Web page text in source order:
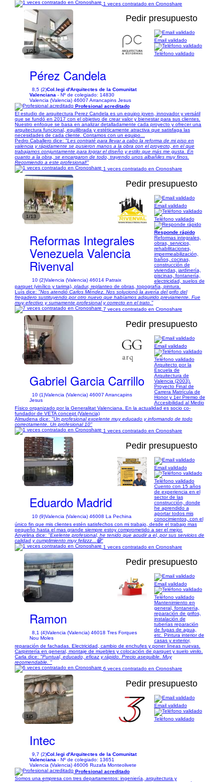
1 veces contratado en Cronoshare
1/21
Pedir presupuesto
Pérez Candela
8,5 (2)Col.legi d'Arquitectes de la Comunitat
Valenciana - Nº de colegiado: 14830
Valencia (Valencia) 46007 Arrancapins Jesus
Email validado
Teléfono validado
Profesional acreditado
El estudio de arquitectura Perez Candela es un equipo joven, innovador y versátil
que se fundó en 2017 con el objetivo de crear valor y bienestar para sus clientes.
Nuestro enfoque se basa en analizar detalladamente cada proyecto y ofrecer una
arquitectura funcional, equilibrada y estéticamente atractiva que satisfaga las
necesidades de cada cliente. Contamos con un equipo...
Pedro Caballero dice: "Les contraté para llevar a cabo la reforma de mi piso en
valencia y rápidamente se pusieron manos a la obra con el proyecto, en el que
trabajamos conjuntamente para lograr el diseño y estilo que más me gusta. En
cuanto a la obra, se encargaron de todo, trayendo unos albañiles muy finos.
Recomiendo a este profesional!"
1 veces contratado en Cronoshare
1/13
Pedir presupuesto
Reformas Integrales
Venezuela Valencia
Rivenval
10 (2)Valencia (Valencia) 46014 Patraix
Email validado
Teléfono validado
Responde rápido
Reformas integrales,
obras, servicios,
rehabilitaciones,
impermeabilización,
baños, cocinas,
construcción de
viviendas, jardinería,
piscinas, fontanería,
electricidad, suelos de
parquet (vinílico y tarima), pladur, replanteo de obras, topografía, pintura.
Luís dice: "Nos atendió Carlos Méndez. Nos solucionó la avería del grifo del
fregadero sustituyendo por otro nuevo que habíamos adquirido previamente. Fue
muy efectivo y sumamente profesional y correcto en el trato."
7 veces contratado en Cronoshare
1/14
Pedir presupuesto
Gabriel Garcia Carrillo
10 (1)Valencia (Valencia) 46007 Arrancapins
Jesus
Email validado
Teléfono validado
Arquitecto por la
Escuela de
Arquitectura de
Valencia (2003).
Proyecto Final de
Carrera Matrícula de
Honor y 1er Premio de
Accesibilidad al Medio
Físico organizado por la Generalitat Valenciana. En la actualidad es socio co-
fundador de VETA concept (Valencia)
Almudena dice: "Un profesional excelente muy educado y informando de todo
correctamente. Un profesional 10"
1 veces contratado en Cronoshare
1/8
Pedir presupuesto
Eduardo Madrid
10 (9)Valencia (Valencia) 46008 La Pechina
Email validado
Teléfono validado
Cuento con 15 años
de experiencia en el
sector de las
construcción, donde
he aprendido a
aportar todos mis
conocimientos, con el
único fin que mis clientes estén satisfechos con mi trabajo, desde el trabajo mas
pequeño hasta el mas grande siempre estoy comprometido a ser el mejor.
Anyelina dice: "Exelente profesional, he tenido que acudir a el, por sus servicios de
calidad y cumplimiento muy felizzz...😁"
1 veces contratado en Cronoshare
1/9
Pedir presupuesto
Ramon
8,1 (4)Valencia (Valencia) 46018 Tres Forques
Nou Moles
Email validado
Teléfono validado
Mantenimiento en
general, fontanería,
reparación de grifos,
instalación de
tuberías reparación
de fugas de agua,
etc. Pintura interior de
casas y exterior,
reparación de fachadas. Electricidad, cambio de enchufes y poner líneas nuevas.
Carpintería en general, montaje de muebles y colocación de parquet y suelo vinilo.
Carla dice: "Puntual, educado, eficaz y rápido. Precio asequible. Muy
recomendable. "
6 veces contratado en Cronoshare
1/5
Pedir presupuesto
Intec
9,7 (2)Col.legi d'Arquitectes de la Comunitat
Valenciana - Nº de colegiado: 13651
Valencia (Valencia) 46006 Ruzafa Monteolivete
Email validado
Teléfono validado
Profesional acreditado
Somos una empresa con tres departamentos: ingeniería, arquitectura y